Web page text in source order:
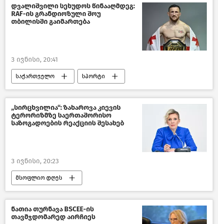
სტატისტიკა ახალი ამბები
დვალიშვილი სეხუდოს წინააღმდეგ:
RAF-ის გრანდიოზული შოუ
თბილისში გაიმართება
3 ივნისი, 20:41
საქართველო სპორტი
საზოგადოება თბილისი დღეს
ახალი ამბები
„სირცხვილია“: ზახაროვა კიევის
ტერორიზმზე საერთაშორისო
საზოგადოების რეაქციის შესახებ
3 ივნისი, 20:23
მსოფლიო დღეს
რუსეთ-უკრაინის კონფლიქტი რუსეთი
უკრაინა მსოფლიოს ახალი ამბები
პოლიტიკა ახალი ამბები
ნათია თურნავა BSCEE-ის
თავმჯდომარედ აირჩიეს